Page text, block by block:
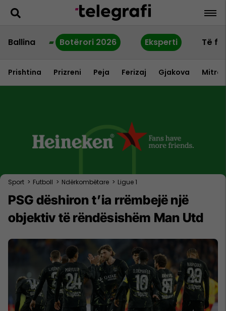
Ballina Botërori 2026 Eksperti Të
Prishtina Prizreni Peja Ferizaj Gjakova
Sport > Futboll > Ndërkombëtare > Ligue 1
PSG dëshiron t’ia rrëmbejë një
objektiv të rëndësishëm Man Utd